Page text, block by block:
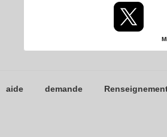
aide demande